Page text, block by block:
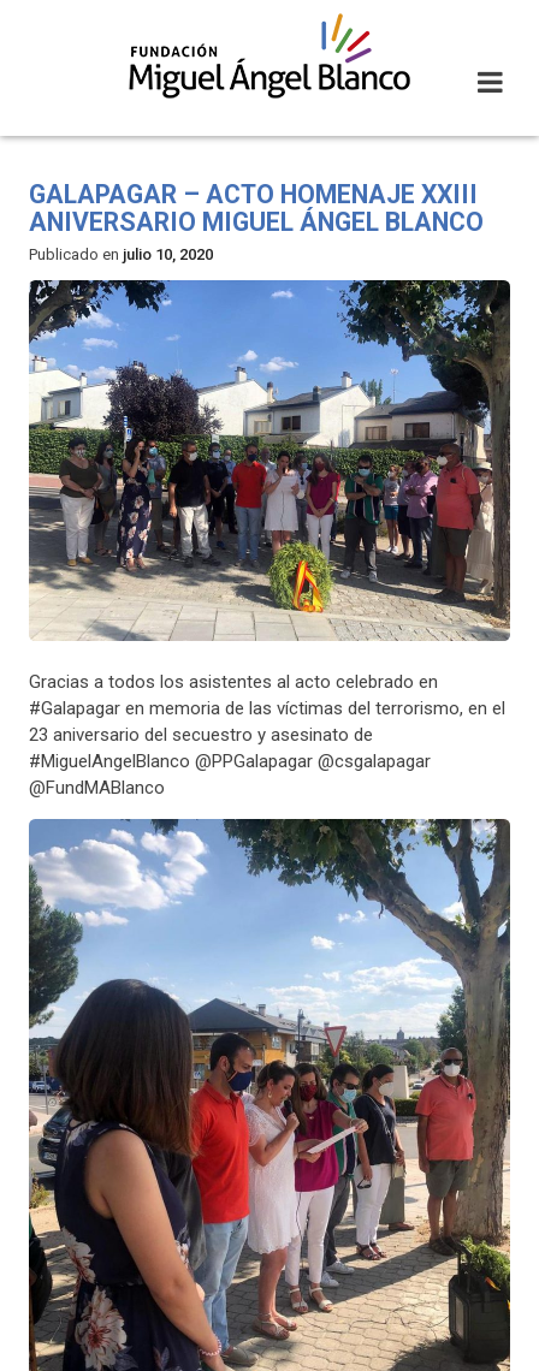
GALAPAGAR – ACTO HOMENAJE XXIII
ANIVERSARIO MIGUEL ÁNGEL BLANCO
Publicado en julio 10, 2020
Gracias a todos los asistentes al acto celebrado en
#Galapagar en memoria de las víctimas del terrorismo, en el
23 aniversario del secuestro y asesinato de
#MiguelAngelBlanco @PPGalapagar @csgalapagar
@FundMABlanco